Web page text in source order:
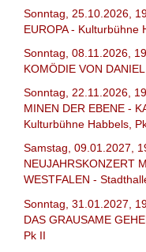
Sonntag, 25.10.2026,
EUROPA - Kulturbühne
Sonntag, 08.11.2026,
KOMÖDIE VON
Sonntag, 22.11.2026,
MINEN DER EBENE -
Kulturbühne Habbels, Pk
Samstag, 09.01.2027,
NEUJAHRSKONZERT
WESTFALEN -
Sonntag, 31.01.2027,
DAS GRAUSAME
Pk II